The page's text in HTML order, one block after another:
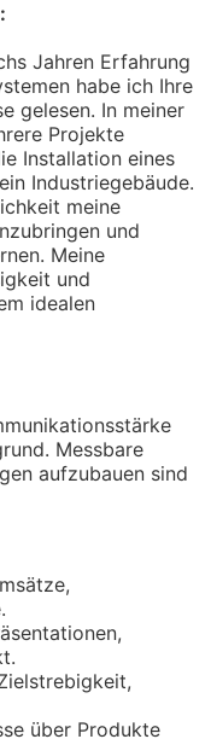
Jahren Erfahrung
habe ich Ihre
gelesen. In meiner
Projekte
Installation eines
Industriegebäude.
meine
und
Meine
und
idealen
Messbare
aufzubauen sind
über Produkte